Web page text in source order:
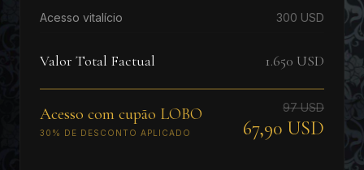
Acesso vitalício 300 USD
Valor Total Factual 1.650 USD
Acesso com cupão LOBO
30% DE DESCONTO APLICADO
97 USD
67,90 USD